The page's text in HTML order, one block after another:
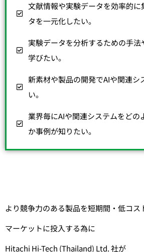
文献情報や実験データを効率的に
タを一元化したい。
実験データを分析するための手法
学びたい。
新素材や製品の開発でAIや関連シ
い。
業界毎にAIや関連システムをどの
か事例が知りたい。
より競争力のある製品を短期間・低コス
マーケットに投入する為に
Hitachi Hi-Tech (Thailand) Ltd. 社が